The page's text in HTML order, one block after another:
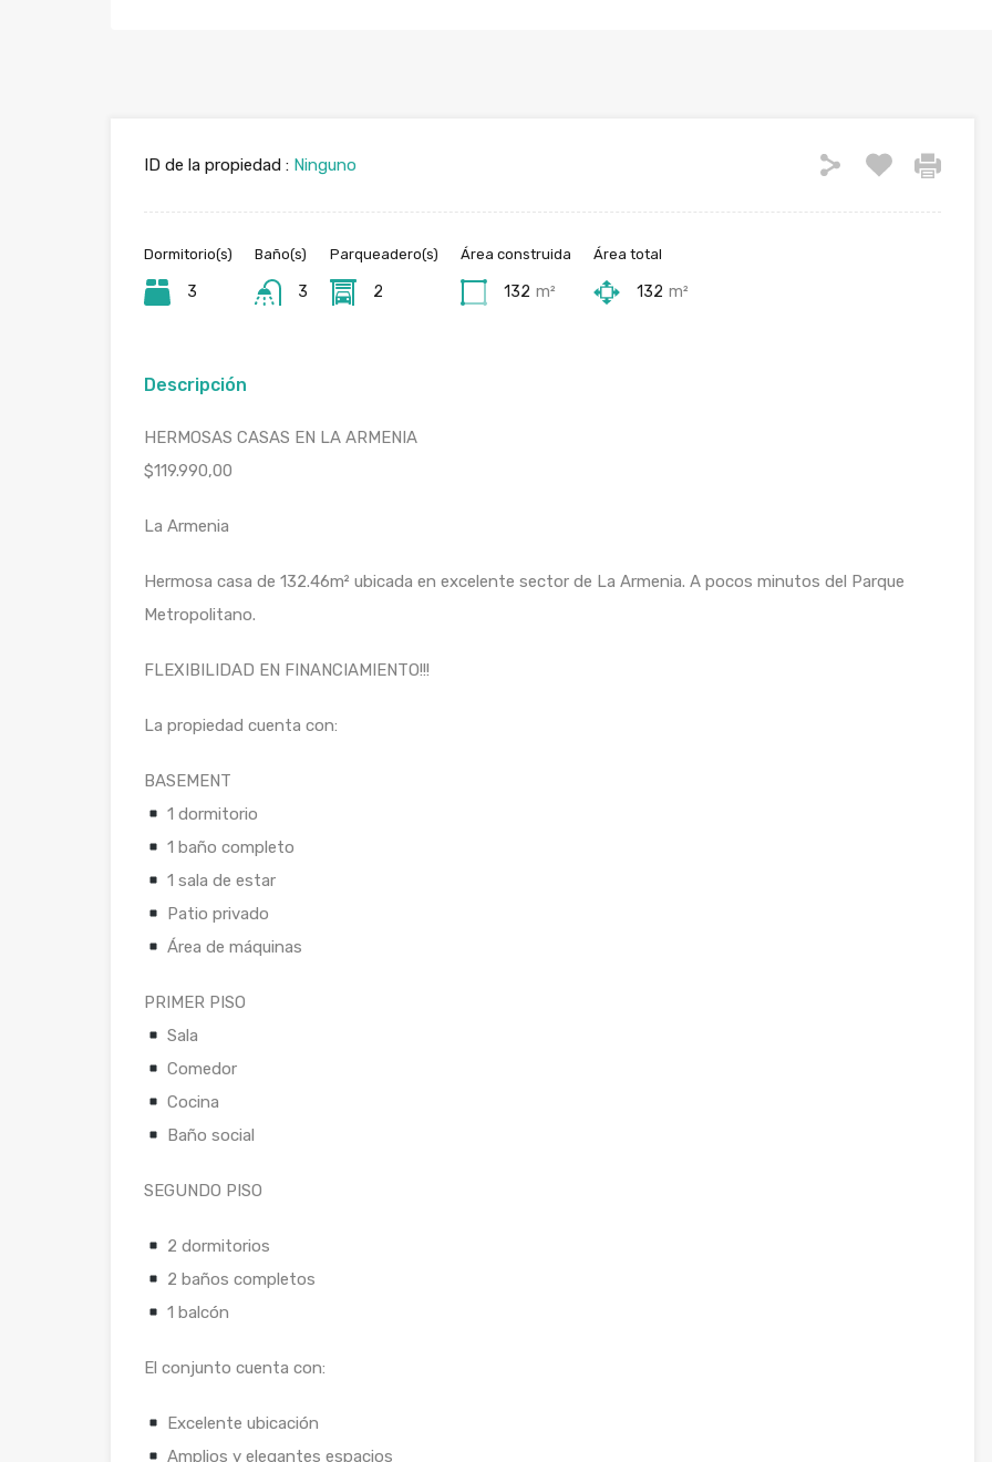
ID de la propiedad : Ninguno
Dormitorio(s)
3
Baño(s)
3
Parqueadero(s)
2
Área construida
132 m²
Área total
132 m²
Descripción
HERMOSAS CASAS EN LA ARMENIA
$119.990,00
La Armenia
Hermosa casa de 132.46m² ubicada en excelente sector de La Armenia. A pocos minutos del Parque
Metropolitano.
FLEXIBILIDAD EN FINANCIAMIENTO!!!
La propiedad cuenta con:
BASEMENT
1 dormitorio
1 baño completo
1 sala de estar
Patio privado
Área de máquinas
PRIMER PISO
Sala
Comedor
Cocina
Baño social
SEGUNDO PISO
2 dormitorios
2 baños completos
1 balcón
El conjunto cuenta con:
Excelente ubicación
Amplios y elegantes espacios